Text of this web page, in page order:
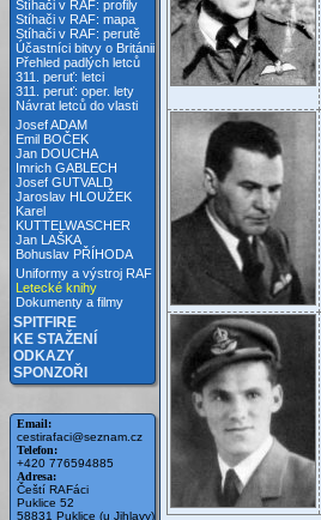
Stíhači v RAF: profily
Stíhači v RAF: mapa
Stíhači v RAF: perutě
Účastníci bitvy o Británii
Přehled padlých letců
311. peruť: letci
311. peruť: oper. lety
Návrat letců do vlasti
Josef ADAM
Emil BOČEK
Jan DOUCHA
Imrich GABLECH
Josef GUTVALD
Jaroslav HLOUŽEK
Karel
KUTTELWASCHER
Jan LAŠKA
Bohuslav PŘÍHODA
Uniformy a výstroj RAF
Letecké knihy
Dokumenty a filmy
SPITFIRE
KE STAŽENÍ
ODKAZY
SPONZOŘI
Email:
cestirafaci@seznam.cz
Telefon:
+420 776594885
Adresa:
Čeští RAFáci
Puklice 52
58831 Puklice (u Jihlavy)